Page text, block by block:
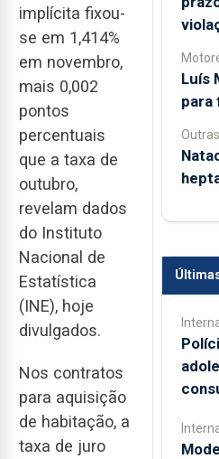
implícita fixou-
se em 1,414%
em novembro,
mais 0,002
pontos
percentuais
que a taxa de
outubro,
revelam dados
do Instituto
Nacional de
Estatística
(INE), hoje
divulgados.
Nos contratos
para aquisição
de habitação, a
taxa de juro
Luís
para